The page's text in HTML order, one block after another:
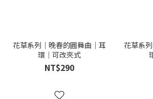
花草系列｜晚春的圓舞曲｜耳
環｜可改夾式
NT$290
花草系